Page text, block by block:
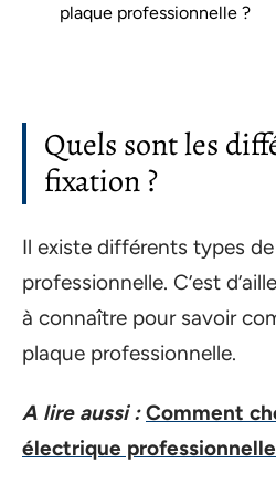
plaque professionnelle ?
Quels sont les
fixation ?
Il existe différents types
professionnelle. C’est
à connaître pour savoir
plaque professionnelle.
A lire aussi : Comment
électrique